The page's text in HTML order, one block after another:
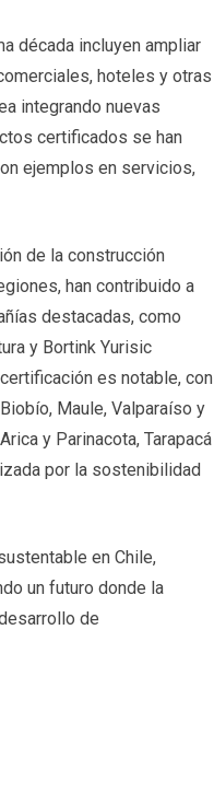
década incluyen ampliar
hoteles y otras
integrando nuevas
certificados se han
ejemplos en servicios,
de la construcción
han contribuido a
destacadas, como
y Bortink Yurisic
es notable, con
Maule, Valparaíso y
y Parinacota, Tarapacá
por la sostenibilidad
en Chile,
un futuro donde la
de